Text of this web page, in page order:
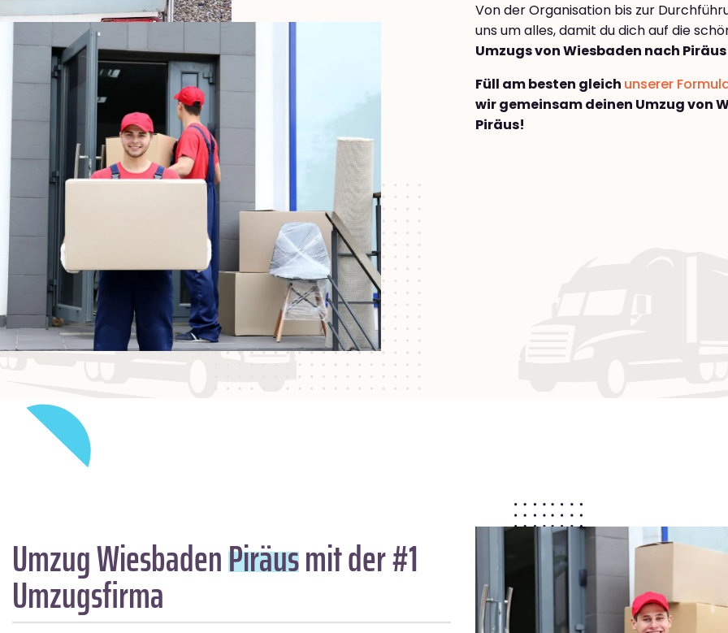
Von der Organisation bis zur
uns um alles, damit du dich auf die
Umzugs von Wiesbaden nach Piräus
Füll am besten gleich unserer
wir gemeinsam deinen Umzug von
Piräus!
Umzug WiesbadenPiräusmit der #1
Umzugsfirma